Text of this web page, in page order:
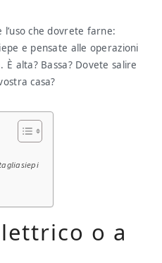
che dovrete farne:
e pensate alle operazioni
alta? Bassa? Dovete salire
casa?
o a